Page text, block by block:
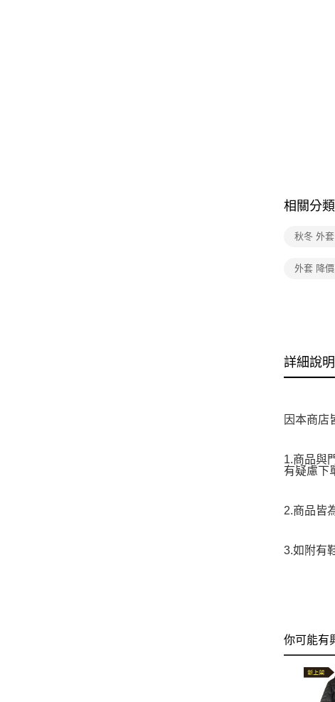
相關分類
秋冬 外套
外套 降
詳細說明
因本商店
1.商品與
有疑慮下
2.商品皆
3.如附有
你可能有